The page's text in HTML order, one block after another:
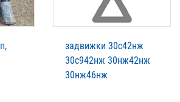
задвижки 30с42нж
30с942нж 30нж42нж
30нж46нж